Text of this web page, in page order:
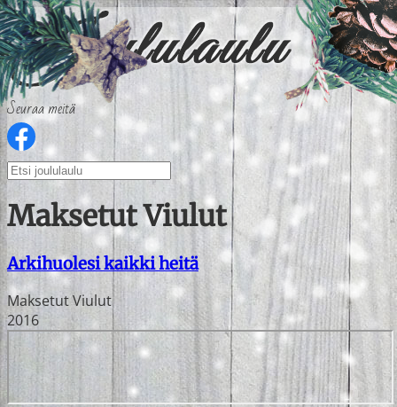
Seuraa meitä
Maksetut Viulut
Arkihuolesi kaikki heitä
Maksetut Viulut
2016